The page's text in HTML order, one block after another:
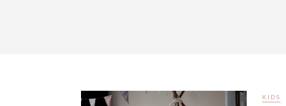
KIDS